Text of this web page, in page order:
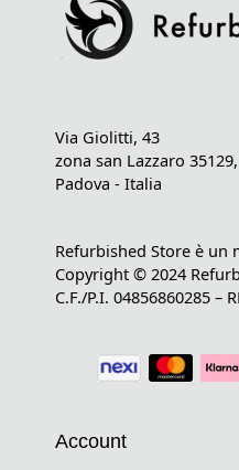
Via Giolitti, 43
zona san Lazzaro 35129,
Padova - Italia
Refurbished Store è un
Copyright © 2024
C.F./P.I. 04856860285 –
Account